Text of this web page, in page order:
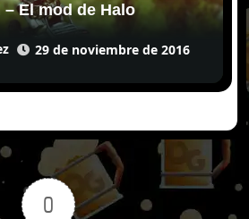
El mod de Halo
29 de noviembre de 2016
0